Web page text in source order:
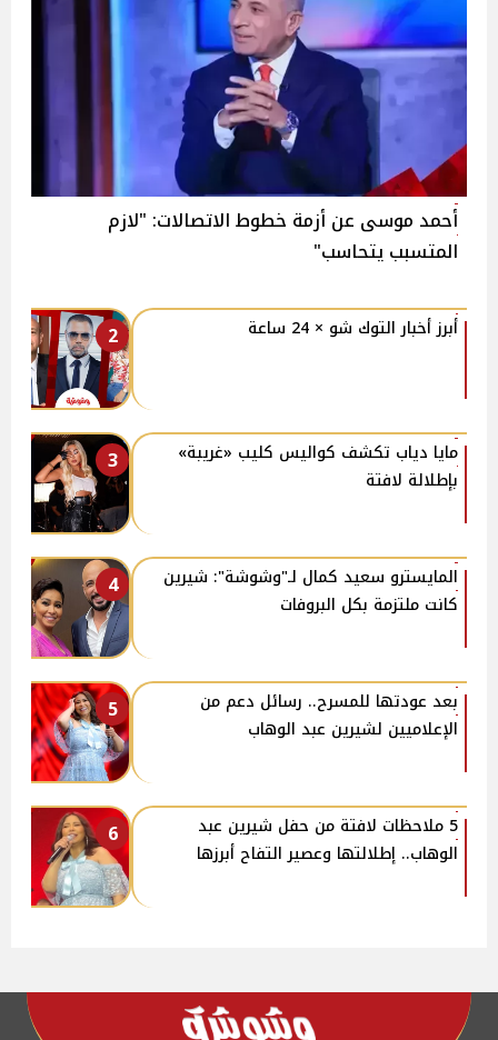
أحمد موسى عن أزمة خطوط الاتصالات: "لازم
المتسبب يتحاسب"
2 أبرز أخبار التوك شو × 24 ساعة
3
مايا دياب تكشف كواليس كليب «غريبة»
بإطلالة لافتة
4
المايسترو سعيد كمال لـ"وشوشة": شيرين
كانت ملتزمة بكل البروفات
5
بعد عودتها للمسرح.. رسائل دعم من
الإعلاميين لشيرين عبد الوهاب
6
5 ملاحظات لافتة من حفل شيرين عبد
الوهاب.. إطلالتها وعصير التفاح أبرزها